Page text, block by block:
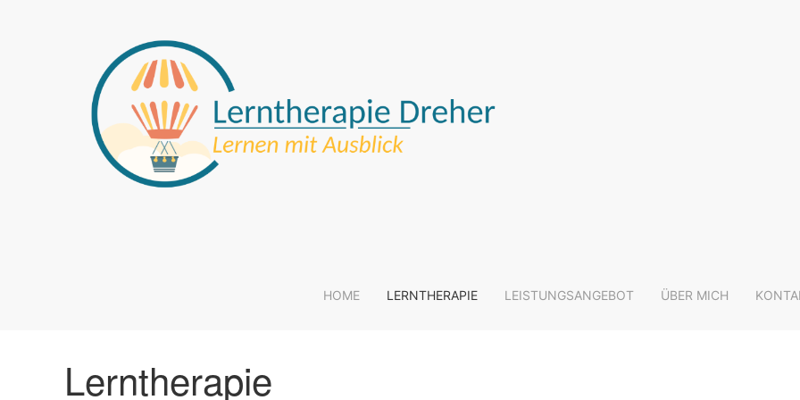
HOME LERNTHERAPIE LEISTUNGSANGEBOT ÜBER MICH
Lerntherapie